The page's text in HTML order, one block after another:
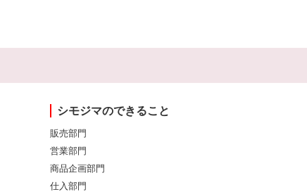
シモジマのできること
販売部門
営業部門
商品企画部門
仕入部門